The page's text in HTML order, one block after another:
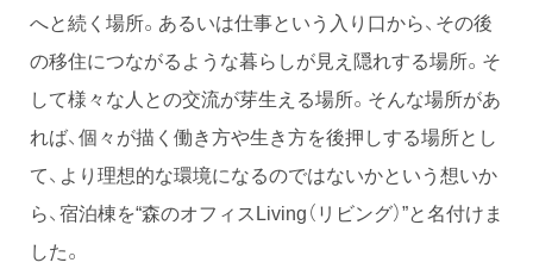
へと続く場所。あるいは仕事という入り口から、その後
の移住につながるような暮らしが見え隠れする場所。そ
して様々な人との交流が芽生える場所。そんな場所があ
れば、個々が描く働き方や生き方を後押しする場所とし
て、より理想的な環境になるのではないかという想いか
ら、宿泊棟を“森のオフィスLiving（リビング）”と名付けま
した。